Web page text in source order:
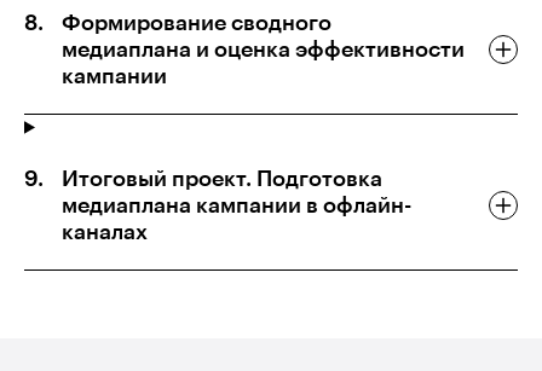
Формирование сводного
медиаплана и оценка эффективности
кампании
Итоговый проект. Подготовка
медиаплана кампании в офлайн-
каналах